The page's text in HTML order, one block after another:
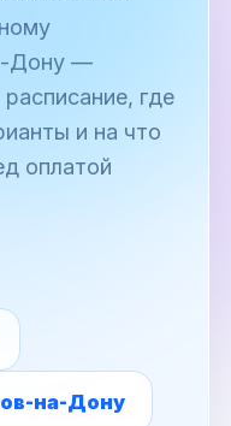
Дону —
где
и на что
оплатой
на-Дону